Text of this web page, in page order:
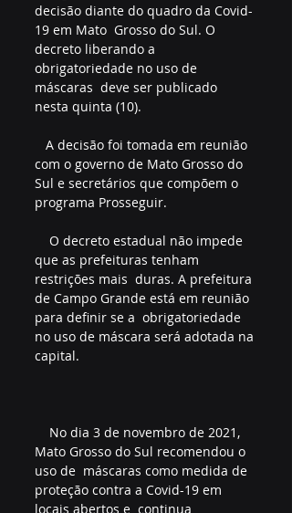
decisão diante do quadro da Covid-
19 em Mato  Grosso do Sul. O
decreto liberando a
obrigatoriedade no uso de
máscaras  deve ser publicado
nesta quinta (10).
com o governo de Mato Grosso do
Sul e secretários que compõem o
programa Prosseguir.
que as prefeituras tenham
restrições mais  duras. A prefeitura
de Campo Grande está em reunião
para definir se a  obrigatoriedade
no uso de máscara será adotada na
capital.
Mato Grosso do Sul recomendou o
uso de  máscaras como medida de
proteção contra a Covid-19 em
locais abertos e  continua